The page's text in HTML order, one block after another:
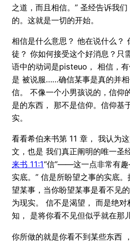
之道，而且相信。” 圣经告诉我
的。这就是一切的开始。
相信是什么意思？ 他在说什么？
徒？ 你如何接受这个好消息？只
语中的动词是pisteuo， 相信，
是 被说服……确信某事是真的并
信。 不像一个小男孩说的，信仰
是的东西， 那不是信仰。信仰基
实。
看看希伯来书第 11 章， 我认为
文，也是 我们真正阐明的唯一圣
来书 11:1“信”——这一点非常有
实底。” 信是所盼望之事的实底
望某事，当你盼望某事是看不见
为现实。 信不是渴望， 而是绝对
知， 是将你看不见但似乎就在那
你所做的就是你看不到某些东西